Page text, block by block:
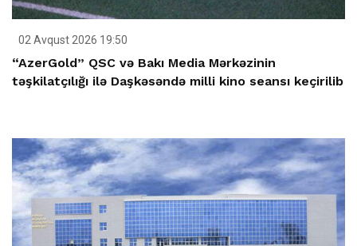
02 Avqust 2026 19:50
“AzerGold” QSC və Bakı Media Mərkəzinin
təşkilatçılığı ilə Daşkəsəndə milli kino seansı keçirilib